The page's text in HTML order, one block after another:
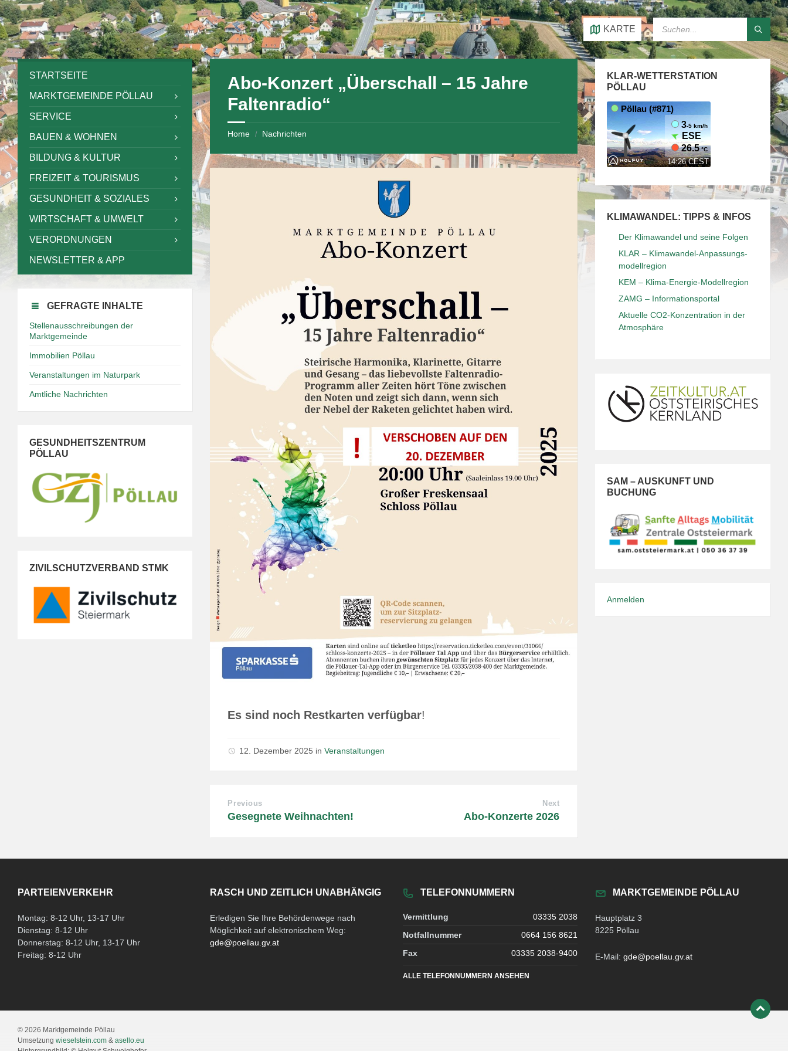
Skip
to
content
Skip
to
left
sidebar
Skip
to
right
sidebar
Skip
to
footer
KARTE
SEARCH:
Abo-Konzert „Überschall – 15 Jahre
Faltenradio“
Home / Nachrichten
Es sind noch Restkarten verfügbar!
12. Dezember 2025 inVeranstaltungen
Previous
Gesegnete Weihnachten!
Next
Abo-Konzerte 2026
STARTSEITE
MARKTGEMEINDE PÖLLAU
SERVICE
BAUEN & WOHNEN
BILDUNG & KULTUR
FREIZEIT & TOURISMUS
GESUNDHEIT & SOZIALES
WIRTSCHAFT & UMWELT
VERORDNUNGEN
NEWSLETTER & APP
GEFRAGTE INHALTE
Stellenausschreibungen der
Marktgemeinde
Immobilien Pöllau
Veranstaltungen im Naturpark
Amtliche Nachrichten
GESUNDHEITSZENTRUM
PÖLLAU
ZIVILSCHUTZVERBAND STMK
KLAR-WETTERSTATION
PÖLLAU
KLIMAWANDEL: TIPPS & INFOS
Der Klimawandel und seine Folgen
KLAR – Klimawandel-Anpassungs-
modellregion
KEM – Klima-Energie-Modellregion
ZAMG – Informationsportal
Aktuelle CO2-Konzentration in der
Atmosphäre
SAM – AUSKUNFT UND
BUCHUNG
Anmelden
PARTEIENVERKEHR
Montag: 8-12 Uhr, 13-17 Uhr
Dienstag: 8-12 Uhr
Donnerstag: 8-12 Uhr, 13-17 Uhr
Freitag: 8-12 Uhr
RASCH UND ZEITLICH UNABHÄNGIG
Erledigen Sie Ihre Behördenwege nach
Möglichkeit auf elektronischem Weg:
gde@poellau.gv.at
TELEFONNUMMERN
Vermittlung
03335 2038
Notfallnummer
0664 156 8621
Fax
03335 2038-9400
ALLE TELEFONNUMMERN ANSEHEN
MARKTGEMEINDE PÖLLAU
Hauptplatz 3
8225 Pöllau
E-Mail:gde@poellau.gv.at
© 2026 Marktgemeinde Pöllau
Umsetzung wieselstein.com & asello.eu